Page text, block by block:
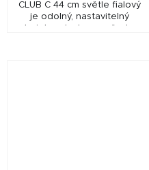
CLUB C 44 cm světle fialový
je odolný, nastavitelný